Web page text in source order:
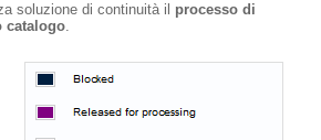
soluzione di continuità il processo di
catalogo.